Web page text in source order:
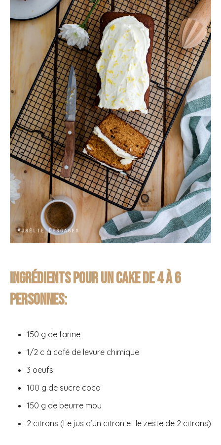
Ingrédients pour un cake de 4 à 6
personnes:
150 g de farine
1/2 c à café de levure chimique
3 oeufs
100 g de sucre coco
150 g de beurre mou
2 citrons (Le jus d’un citron et le zeste de 2 citrons)